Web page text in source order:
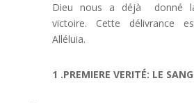
Dieu nous a déjà donné
victoire. Cette délivrance
Alléluia.
1 .PREMIERE VERITÉ: LE SANG